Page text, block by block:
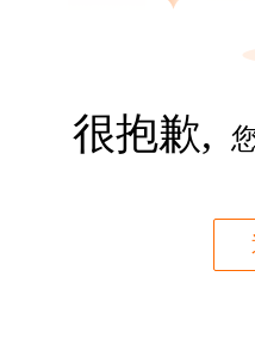
很抱歉,